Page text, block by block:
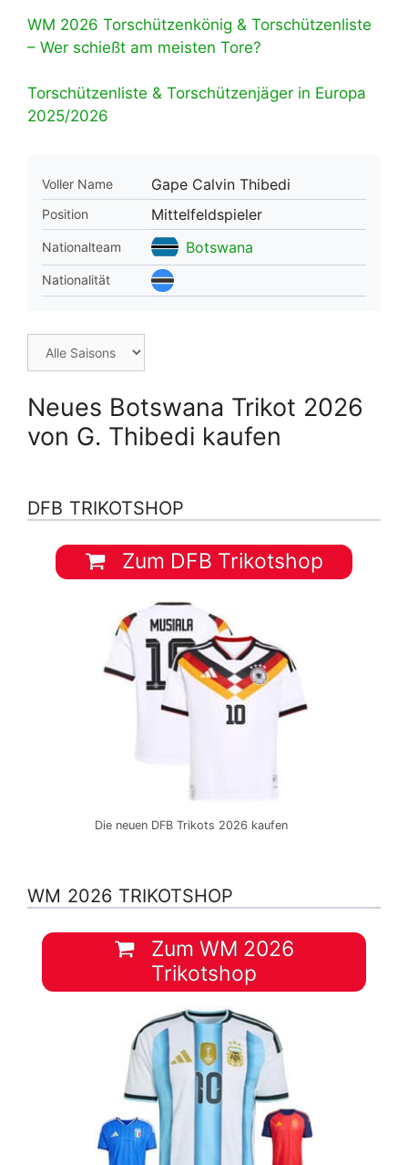
WM 2026 Torschützenkönig & Torschützenliste
– Wer schießt am meisten Tore?
Torschützenliste & Torschützenjäger in Europa
2025/2026
Voller Name Gape Calvin Thibedi
Position Mittelfeldspieler
Nationalteam Botswana
Nationalität
Neues Botswana Trikot 2026
von G. Thibedi kaufen
DFB TRIKOTSHOP
Zum DFB Trikotshop
Die neuen DFB Trikots 2026 kaufen
WM 2026 TRIKOTSHOP
Zum WM 2026
Trikotshop